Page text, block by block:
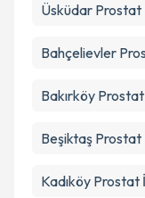
Üsküdar Prostat
Bahçelievler
Bakırköy Prostat
Beşiktaş Prostat
Kadıköy Prostat